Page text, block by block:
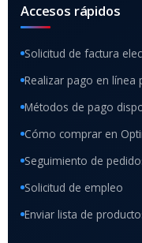
Accesos rápidos
Solicitud de factura
Realizar pago en línea
Métodos de pago
Cómo comprar en
Seguimiento de
Solicitud de empleo
Enviar lista de